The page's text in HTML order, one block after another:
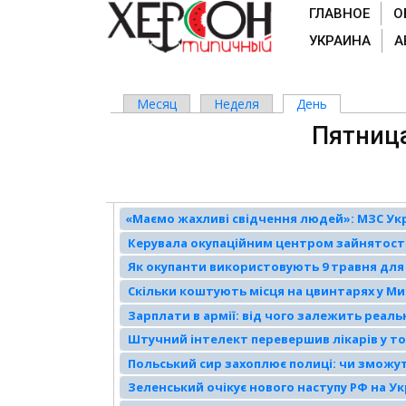
ГЛАВНОЕ
УКРАИНА
Главные вкладки
Месяц Неделя День
«Маємо жахливі свідчення людей»: МЗС
ТОТ Херсонщини
Керувала окупаційним центром
Як окупанти використовують 9 травня
Скільки коштують місця на цвинтарях у
відповідь ритуальної служби
Зарплати в армії: від чого залежить
Штучний інтелект перевершив лікарів у
Польський сир захоплює полиці: чи
Зеленський очікує нового наступу РФ на